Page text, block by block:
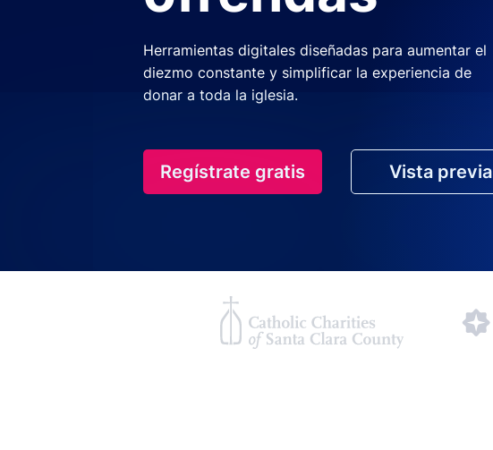
Herramientas digitales diseñadas para aumentar el
diezmo constante y simplificar la experiencia de
donar a toda la iglesia.
Regístrate gratis Vista previa